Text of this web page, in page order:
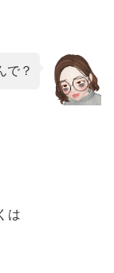
で？
は